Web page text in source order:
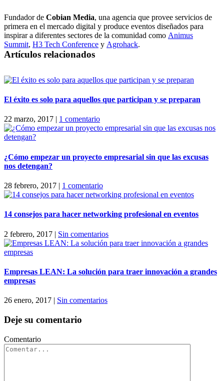
Fundador de Cobian Media, una agencia que provee servicios de
primera en el mercado digital y produce eventos diseñados para
inspirar a diferentes sectores de la comunidad como Animus
Summit, H3 Tech Conference y Agrohack.
Artículos relacionados
El éxito es solo para aquellos que participan y se preparan
22 marzo, 2017 1 comentario
¿Cómo empezar un proyecto empresarial sin que las excusas
nos detengan?
28 febrero, 2017 | 1 comentario
14 consejos para hacer networking profesional en eventos
2 febrero, 2017 | Sin comentarios
Empresas LEAN: La solución para traer innovación a grandes
empresas
26 enero, 2017 | Sin comentarios
Deje su comentario
Comentario